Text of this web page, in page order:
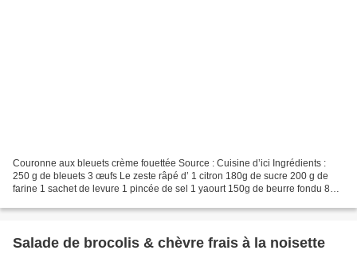
Couronne aux bleuets crème fouettée Source : Cuisine d’ici Ingrédients :
250 g de bleuets 3 œufs Le zeste râpé d’ 1 citron 180g de sucre 200 g de
farine 1 sachet de levure 1 pincée de sel 1 yaourt 150g de beurre fondu 80g
Salade de brocolis & chèvre frais à la noisette